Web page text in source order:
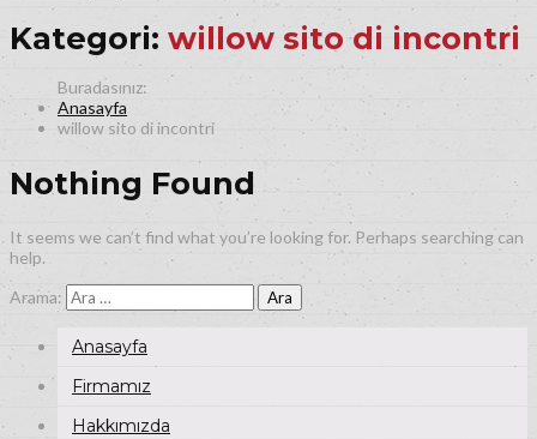
Kategori: willow sito di incontri
Anasayfa
willow sito di incontri
Nothing Found
It seems we can’t find what you’re looking for. Perhaps searching can
help.
Arama:
Anasayfa
Firmamız
Hakkımızda